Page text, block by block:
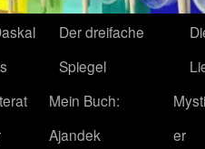
Der dreifache
Spiegel
Mein Buch:
Ajandek
er